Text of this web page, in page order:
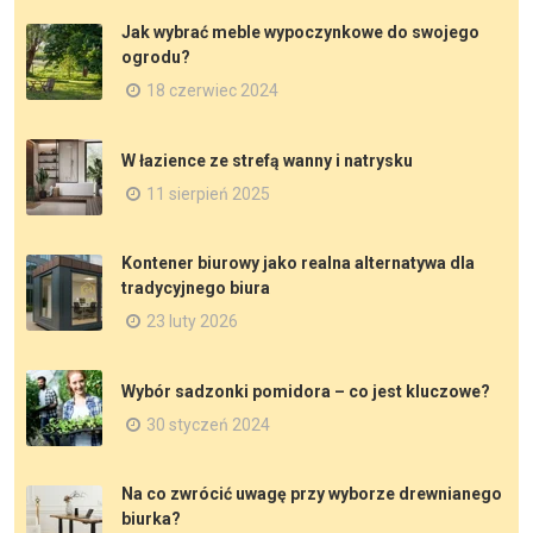
Jak wybrać meble wypoczynkowe do swojego
ogrodu?
18 czerwiec 2024
W łazience ze strefą wanny i natrysku
11 sierpień 2025
Kontener biurowy jako realna alternatywa dla
tradycyjnego biura
23 luty 2026
Wybór sadzonki pomidora – co jest kluczowe?
30 styczeń 2024
Na co zwrócić uwagę przy wyborze drewnianego
biurka?